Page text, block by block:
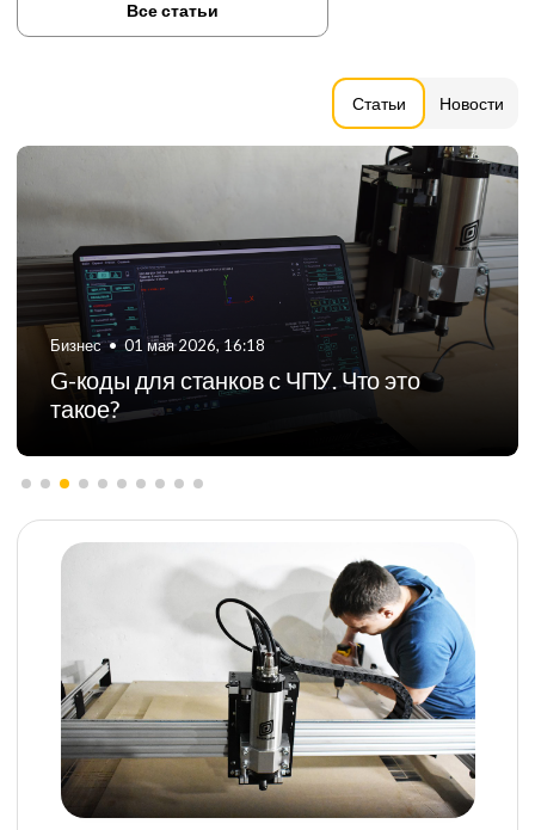
Статьи Новости
Все статьи
Бизнес • 06 августа 2024, 11:21
ТОП-5 российских производителей
фрезерных станков с ЧПУ